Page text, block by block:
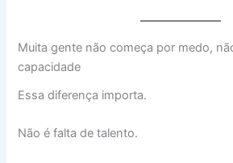
Muita gente não começa por medo,
capacidade
Essa diferença importa.
Não é falta de talento.